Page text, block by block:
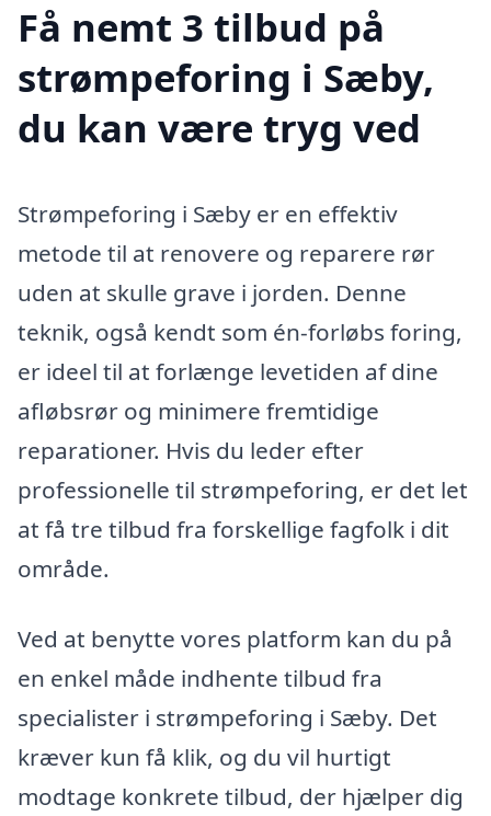
Få nemt 3 tilbud på
strømpeforing i Sæby,
du kan være tryg ved
Strømpeforing i Sæby er en effektiv
metode til at renovere og reparere rør
uden at skulle grave i jorden. Denne
teknik, også kendt som én-forløbs foring,
er ideel til at forlænge levetiden af dine
afløbsrør og minimere fremtidige
reparationer. Hvis du leder efter
professionelle til strømpeforing, er det let
at få tre tilbud fra forskellige fagfolk i dit
område.
Ved at benytte vores platform kan du på
en enkel måde indhente tilbud fra
specialister i strømpeforing i Sæby. Det
kræver kun få klik, og du vil hurtigt
modtage konkrete tilbud, der hjælper dig